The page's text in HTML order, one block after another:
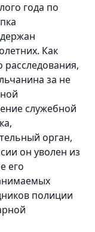
года по
Как
расследования,
за не
служебной
орган,
он уволен из
его
полиции